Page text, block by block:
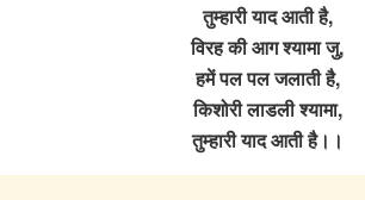
तुम्हारी याद आती है,
विरह की आग श्यामा जु,
हमें पल पल जलाती है,
किशोरी लाडली श्यामा,
तुम्हारी याद आती है।।